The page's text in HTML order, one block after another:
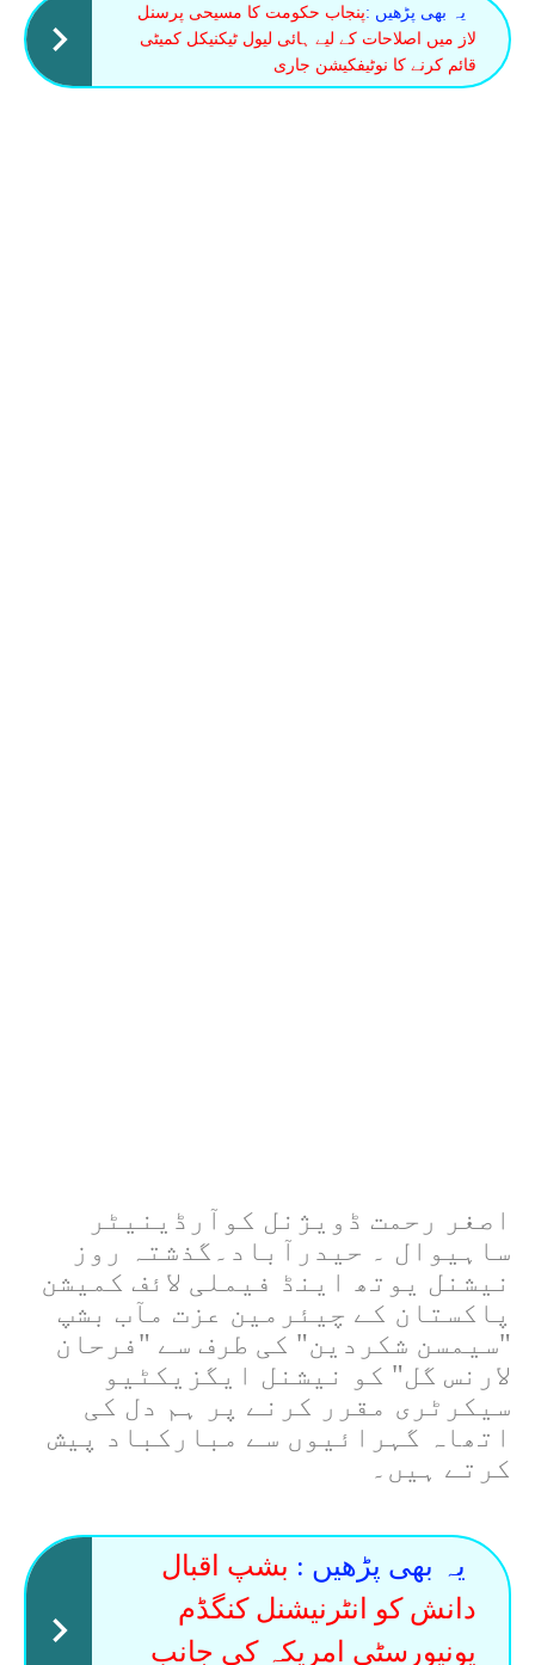
یہ بھی پڑھیں :پنجاب حکومت کا مسیحی پرسنل
لاز میں اصلاحات کے لیے ہائی لیول ٹیکنیکل کمیٹی
قائم کرنے کا نوٹیفکیشن جاری
اصغر رحمت ڈویژنل کوآرڈینیٹر
ساہیوال ۔ حیدرآباد۔گذشتہ روز
نیشنل یوتھ اینڈ فیملی لائف کمیشن
پاکستان کے چیئرمین عزت مآب بشپ
"سیمسن شکردین" کی طرف سے "فرحان
لارنس گل" کو نیشنل ایگزیکٹیو
سیکرٹری مقرر کرنے پر ہم دل کی
اتھاہ گہرائیوں سے مبارکباد پیش
کرتے ہیں۔
یہ بھی پڑھیں : بشپ اقبال
دانش کو انٹرنیشنل کنگڈم
یونیورسٹی امریکہ کی جانب